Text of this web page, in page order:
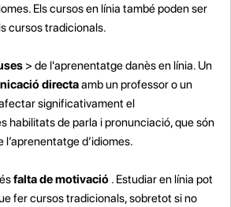
Els cursos en línia també poden ser
cursos tradicionals.
> de l'aprenentatge danès en línia. Un
directaamb un professor o un
significativament el
habilitats de parla i pronunciació, que són
d’idiomes.
falta de motivació . Estudiar en línia pot
fer cursos tradicionals, sobretot si no